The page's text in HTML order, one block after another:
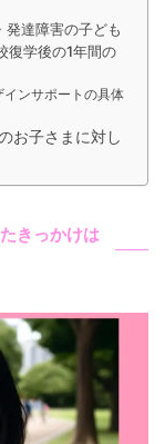
達障害の子ども
復学後の1年間の
ンサポートの具体
お子さまに対し
きっかけは